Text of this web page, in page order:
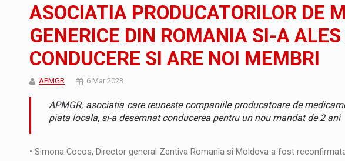
STIRI JAECOO 5 SHS-H a ajuns in Romania
ARTICOLE Proteinmaxxing and the Future of Protein Demand
ASOCIATIA PRODUCATORILOR DE
GENERICE DIN ROMANIA SI-A
CONDUCERE SI ARE NOI MEMBRI
APMGR 6 Mar 2023
APMGR, asociatia care reuneste companiile producatoare de
piata locala, si-a desemnat conducerea pentru un nou mandat de 2 ani
• Simona Cocos, Director general Zentiva Romania si Moldova a fost